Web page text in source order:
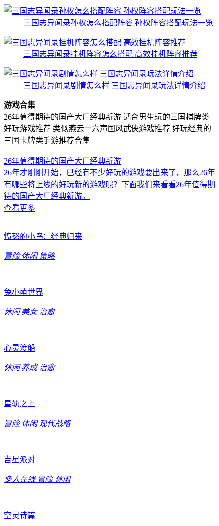
三国志异闻录孙权怎么搭配阵容 孙权阵容搭配玩法一览
三国志异闻录挂机阵容怎么搭配 高效挂机阵容推荐
三国志异闻录剧情怎么样 三国志异闻录玩法详情介绍
游戏合集
26年值得期待的国产大厂经典新游 适合男生玩的三国棋牌类
好玩游戏推荐 类似燕云十六声国风武侠游戏推荐 好玩经典的
三国卡牌类手游推荐合集
26年值得期待的国产大厂经典新游
26年才刚刚开始，已经有不少好玩的游戏要出来了，那么26年
有哪些将上线的好玩新的游戏呢？下面我们来看看26年值得期
待的国产大厂经典新游。
查看更多
愤怒的小鸟：经典归来
冒险 休闲 策略
兔小萌世界
休闲 美女 治愈
心灵渡船
休闲 养成 治愈
星轨之上
冒险 休闲 现代战略
吉星派对
多人在线 冒险 休闲
空灵诗篇